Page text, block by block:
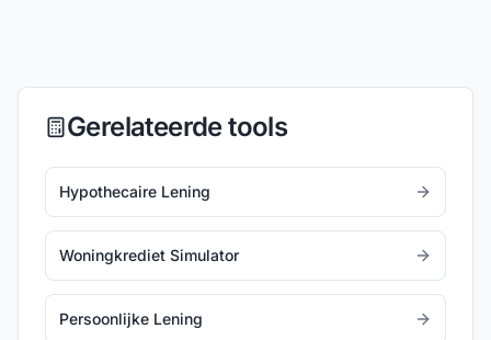
Gerelateerde tools
Hypothecaire Lening
Woningkrediet Simulator
Persoonlijke Lening